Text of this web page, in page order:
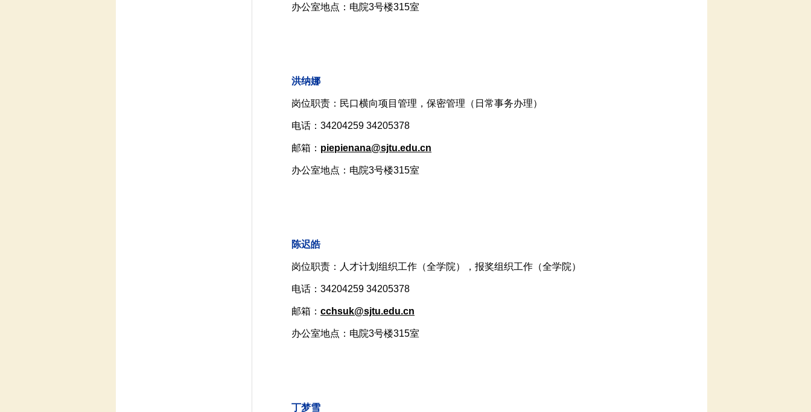
办公室地点：电院3号楼315室
洪纳娜
岗位职责：民口横向项目管理，保密管理（日常事务办理）
电话：34204259 34205378
邮箱： piepienana@sjtu.edu.cn
办公室地点：电院3号楼315室
陈迟皓
岗位职责： 人才计划组织工作（全学院），报奖组织工作（全学院）
电话：34204259 34205378
邮箱： cchsuk@sjtu.edu.cn
办公室地点：电院3号楼315室
丁梦雪